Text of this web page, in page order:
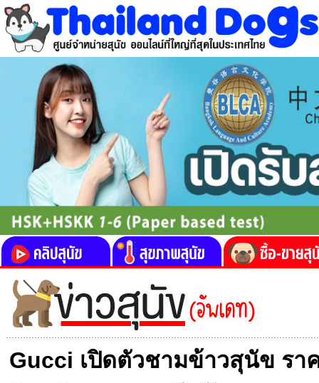
Gucci เปิดตัวชามข้าวสุนัข รา